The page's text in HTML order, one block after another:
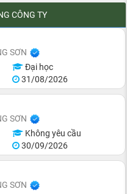
CÔNG TY
SƠN
Đại học
31/08/2026
SƠN
Không yêu cầu
30/09/2026
SƠN